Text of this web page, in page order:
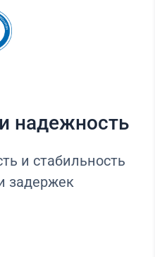
надежность
и стабильность
задержек